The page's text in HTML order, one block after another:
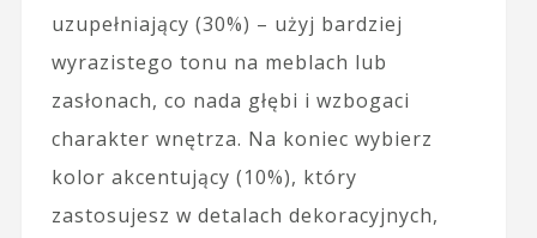
uzupełniający (30%) – użyj bardziej
wyrazistego tonu na meblach lub
zasłonach, co nada głębi i wzbogaci
charakter wnętrza. Na koniec wybierz
kolor akcentujący (10%), który
zastosujesz w detalach dekoracyjnych,